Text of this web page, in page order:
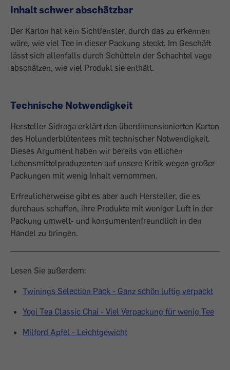
Inhalt schwer abschätzbar
Der Karton hat kein Sichtfenster, durch das zu erkennen
wäre, wie viel Tee in dieser Packung steckt. Im Geschäft
lässt sich allenfalls durch Schütteln der Schachtel vage
abschätzen, wie viel Produkt sie enthält.
Technische Notwendigkeit
Hersteller Sidroga erklärt den überdimensionierten Karton
des Holunderblütentees mit technischer Notwendigkeit.
Dieses Argument haben wir bereits von etlichen
Lebensmittelproduzenten auf unsere Kritik wegen großer
Packungen mit wenig Inhalt vernommen.
Erfreulicherweise gibt es aber auch Hersteller, die es
durchaus schaffen, ihre Produkte mit weniger Luft in der
Packung umwelt- und konsumentenfreundlich in den
Handel zu bringen.
Lesen Sie außerdem:
Twinings Selection Pack - Ganz schön luftig verpackt
Yogi Tea Classic Chai - Viel Verpackung für wenig Tee
Milford Apfel - Leichtgewicht